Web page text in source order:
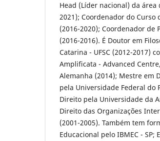
Head (Líder nacional) da área
2021); Coordenador do Curso
(2016-2020); Coordenador de
(2016-2016). É Doutor em
Catarina - UFSC (2012-2017)
Amplificata - Advanced
Alemanha (2014); Mestre em
pela Universidade Federal do
Direito pela Universidade da
Direito das Organizações
(2001-2005). Também tem
Educacional pelo IBMEC - SP;